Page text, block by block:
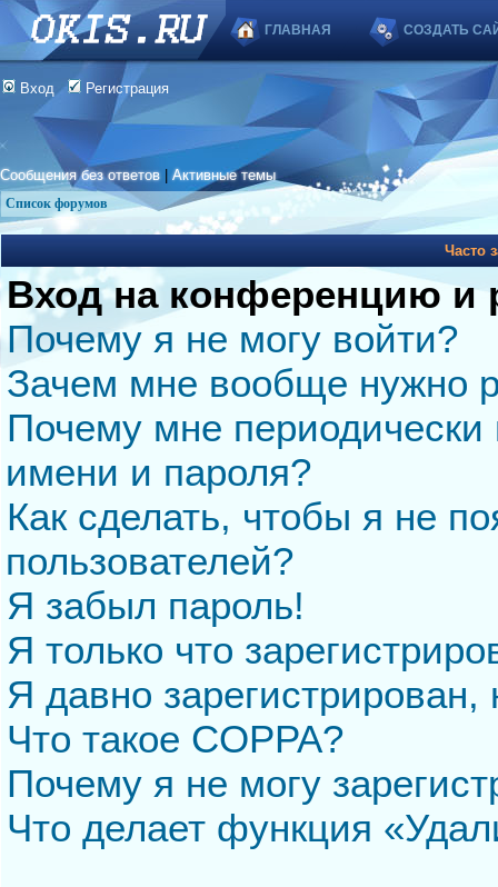
ГЛАВНАЯ СОЗДАТЬ
Вход Регистрация
Сообщения без ответов |Активные темы
Список форумов
Часто
Вход на конференцию и
Почему я не могу войти?
Зачем мне вообще нужно
Почему мне периодически
имени и пароля?
Как сделать, чтобы я не
пользователей?
Я забыл пароль!
Я только что
Я давно
Что такое COPPA?
Почему я не могу
Что делает функция